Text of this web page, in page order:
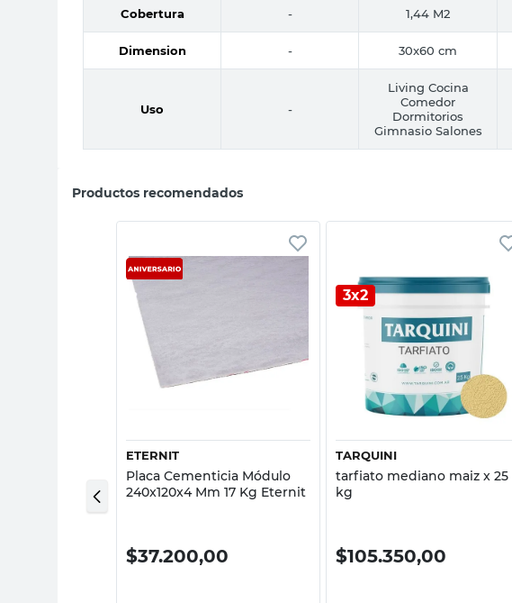
Cobertura - 1,44 M2
Dimension - 30x60 cm
Uso -
Living Cocina
Comedor
Dormitorios
Gimnasio Salones
Productos recomendados
ETERNIT
Placa Cementicia Módulo
240x120x4 Mm 17 Kg Eternit
$37.200,00
Vista rápida
3x2
TARQUINI
tarfiato mediano maiz x 25
kg
$105.350,00